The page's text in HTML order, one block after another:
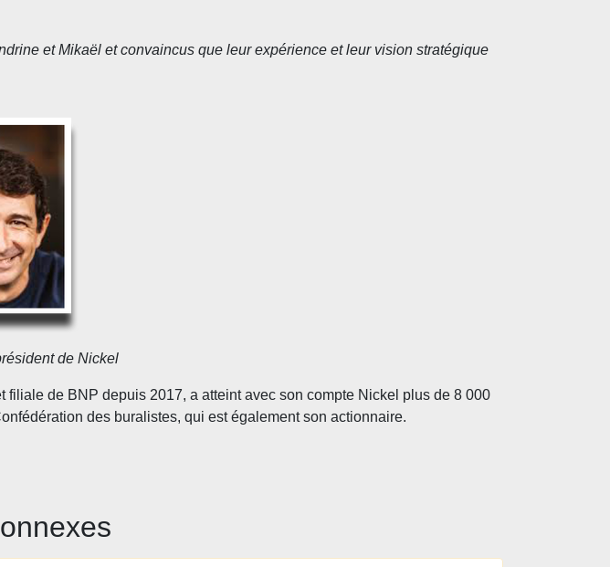
et Mikaël et convaincus que leur expérience et leur vision stratégique
de Nickel
de BNP depuis 2017, a atteint avec son compte Nickel plus de 8 000
des buralistes, qui est également son actionnaire.